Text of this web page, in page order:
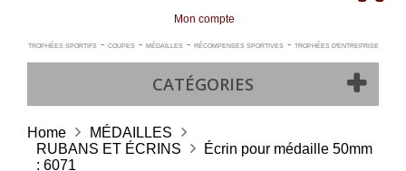
Mon compte
TROPHÉES SPORTIFS- COUPES- MÉDAILLES- RÉCOMPENSES SPORTIVES- TROPHÉES D'ENTREPRISE
CATÉGORIES
Home
MÉDAILLES
RUBANS ET ÉCRINS
Écrin pour médaille 50mm
: 6071